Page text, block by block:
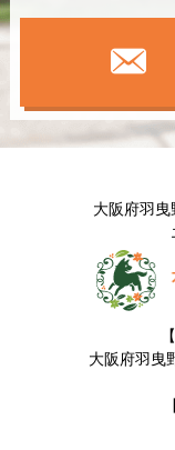
大阪府羽曳
大阪府羽曳